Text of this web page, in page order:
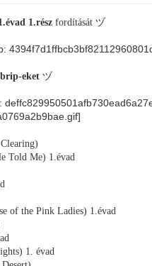
1.rész fordítását ヅ
-eket ヅ
Told Me) 1.évad
of the Pink Ladies) 1.évad
1. évad